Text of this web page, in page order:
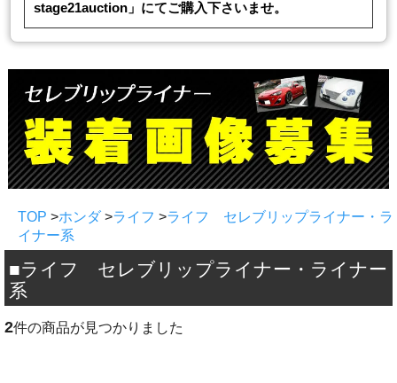
stage21auction」にてご購入下さいませ。
TOP >ホンダ >ライフ >ライフ セレブリップライナー・ラ
イナー系
■ライフ セレブリップライナー・ライナー
系
2件の商品が見つかりました